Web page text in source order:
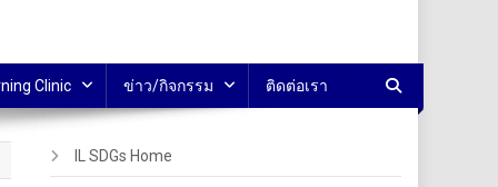
Clinic ข่าว/กิจกรรม ติดต่อเรา
IL SDGs Home